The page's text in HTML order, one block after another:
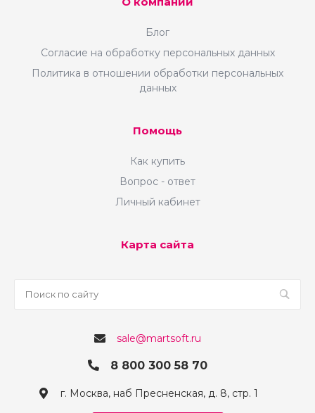
Блог
Согласие на обработку персональных данных
Политика в отношении обработки персональных
данных
Помощь
Как купить
Вопрос - ответ
Личный кабинет
Карта сайта
sale@martsoft.ru
8 800 300 58 70
г. Москва, наб Пресненская, д. 8, стр. 1